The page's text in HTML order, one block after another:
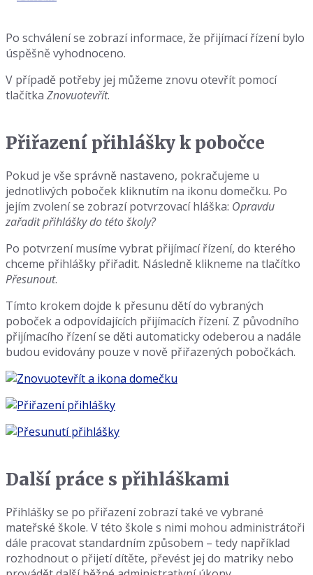
Po schválení se zobrazí informace, že přijímací řízení bylo
úspěšně vyhodnoceno.
V případě potřeby jej můžeme znovu otevřít pomocí
tlačítka Znovuotevřít.
Přiřazení přihlášky k pobočce
Pokud je vše správně nastaveno, pokračujeme u
jednotlivých poboček kliknutím na ikonu domečku. Po
jejím zvolení se zobrazí potvrzovací hláška: Opravdu
zařadit přihlášky do této školy?
Po potvrzení musíme vybrat přijímací řízení, do kterého
chceme přihlášky přiřadit. Následně klikneme na tlačítko
Přesunout.
Tímto krokem dojde k přesunu dětí do vybraných
poboček a odpovídajících přijímacích řízení. Z původního
přijímacího řízení se děti automaticky odeberou a nadále
budou evidovány pouze v nově přiřazených pobočkách.
Další práce s přihláškami
Přihlášky se po přiřazení zobrazí také ve vybrané
mateřské škole. V této škole s nimi mohou administrátoři
dále pracovat standardním způsobem – tedy například
rozhodnout o přijetí dítěte, převést jej do matriky nebo